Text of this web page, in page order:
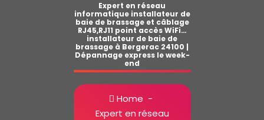
Expert en réseau
informatique installateur de
baie de brassage et câblage
RJ45,RJ11 point accès WiFi…
installateur de baie de
brassage à Bergerac 24100 |
Dépannage express le week-
end
Home -
Expert en réseau